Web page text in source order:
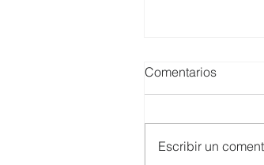
Comentarios
Escribir un